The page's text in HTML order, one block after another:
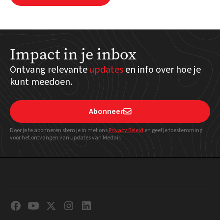
Impact in je inbox
Ontvang relevanteupdatesen info over hoe je
kunt meedoen.
Abonneer
Door je te abonneren stem je in met onsPrivacy Beleid en geefje toestemming
voor het ontvangen van updates van Medair.